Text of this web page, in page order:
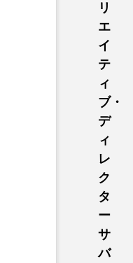
リ
エ
イ
テ
ィ
ブ・
デ
ィ
レ
ク
タ
ー
サ
バ